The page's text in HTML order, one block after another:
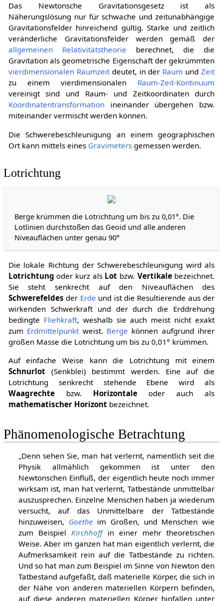
Das Newtonsche Gravitationsgesetz ist als
Näherungslösung nur für schwache und zeitunabhängige
Gravitationsfelder hinreichend gültig. Starke und zeitlich
veränderliche Gravitationsfelder werden gemäß der
allgemeinen Relativitätstheorie berechnet, die die
Gravitation als geometrische Eigenschaft der gekrümmten
vierdimensionalen Raumzeitdeutet, in der Raum undZeit
zu einem vierdimensionalen Raum-Zeit-Kontinuum
vereinigt sind und Raum- und Zeitkoordinaten durch
Koordinatentransformationineinander übergehen bzw.
miteinander vermischt werden können.
Die Schwerebeschleunigung an einem geographischen
Ort kann mittels eines Gravimetersgemessen werden.
Lotrichtung
Berge krümmen die Lotrichtung um bis zu 0,01°. Die
Lotlinien durchstoßen das Geoid und alle anderen
Niveauflächen unter genau 90°
Die lokale Richtung der Schwerebeschleunigung wird als
Lotrichtung oder kurz als Lot bzw. Vertikalebezeichnet.
Sie steht senkrecht auf den Niveauflächen des
Schwerefeldes der Erde und ist die Resultierende aus der
wirkenden Schwerkraft und der durch die Erddrehung
bedingte Fliehkraft, weshalb sie auch meist nicht exakt
zum Erdmittelpunkt weist. Berge können aufgrund ihrer
großen Masse die Lotrichtung um bis zu 0,01° krümmen.
Auf einfache Weise kann die Lotrichtung mit einem
Schnurlot(Senkblei) bestimmt werden. Eine auf die
Lotrichtung senkrecht stehende Ebene wird als
Waagrechtebzw. Horizontaleoder auch als
mathematischer Horizontbezeichnet.
Phänomenologische Betrachtung
„Denn sehen Sie, man hat verlernt, namentlich seit die
Physik allmählich gekommen ist unter den
Newtonschen Einfluß, der eigentlich heute noch immer
wirksam ist, man hat verlernt, Tatbestände unmittelbar
auszusprechen. Einzelne Menschen haben ja wiederum
versucht, auf das Unmittelbare der Tatbestände
hinzuweisen, Goethe im Großen, und Menschen wie
zum Beispiel Kirchhoffin einer mehr theoretischen
Weise. Aber im ganzen hat man eigentlich verlernt, die
Aufmerksamkeit rein auf die Tatbestände zu richten.
Und so hat man zum Beispiel im Sinne von Newton den
Tatbestand aufgefaßt, daß materielle Körper, die sich in
der Nähe von anderen materiellen Körpern befinden,
auf diese anderen materiellen Körper hinfallen unter